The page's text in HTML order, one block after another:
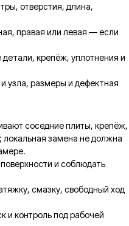
отверстия, длина,
правая или левая — если
крепёж, уплотнения и
узла, размеры и дефектная
соседние плиты, крепёж,
локальная замена не должна
и соблюдать
смазку, свободный ход
и контроль под рабочей